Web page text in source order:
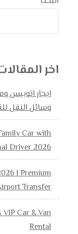
اخر
ايجار اتوبيس
وسائل النقل
Car with
Driver 2026
| Premium
Transfer
Car & Van
Rental